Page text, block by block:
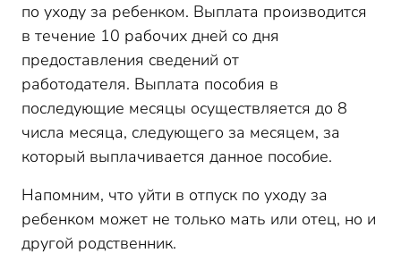
по уходу за ребенком. Выплата производится
в течение 10 рабочих дней со дня
предоставления сведений от
работодателя. Выплата пособия в
последующие месяцы осуществляется до 8
числа месяца, следующего за месяцем, за
который выплачивается данное пособие.
Напомним, что уйти в отпуск по уходу за
ребенком может не только мать или отец, но и
другой родственник.